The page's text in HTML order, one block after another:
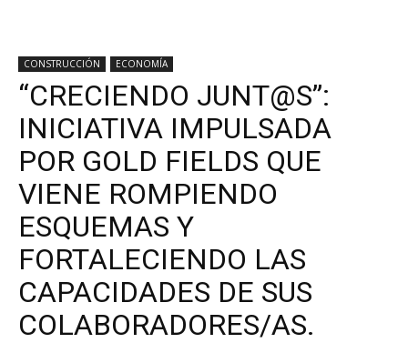
CONSTRUCCIÓN ECONOMÍA
“CRECIENDO JUNT@S”:
INICIATIVA IMPULSADA
POR GOLD FIELDS QUE
VIENE ROMPIENDO
ESQUEMAS Y
FORTALECIENDO LAS
CAPACIDADES DE SUS
COLABORADORES/AS.